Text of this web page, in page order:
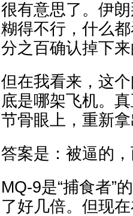
很有意思了。伊
糊得不行，什么
分之百确认掉下来
但在我看来，这
底是哪架飞机。
节骨眼上，重新
答案是：被逼的
MQ-9是“捕食者”
了好几倍。但现